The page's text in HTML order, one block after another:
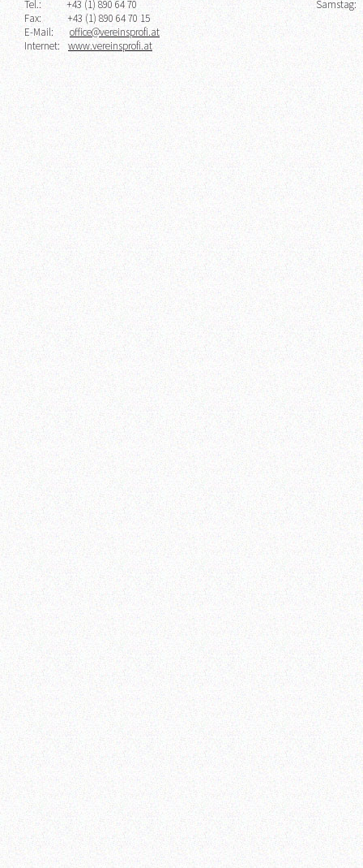
Tel.: +43 (1) 890 64 70
Samstag:
Fax:
+43 (1) 890 64 70 15
E-Mail:
office@vereinsprofi.at
Internet:
www.vereinsprofi.at